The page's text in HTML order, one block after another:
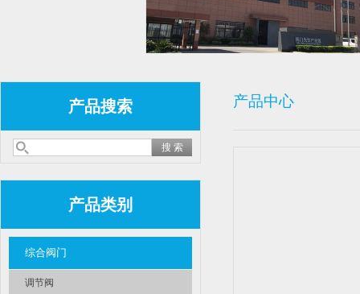
产品搜索
产品类别
综合阀门
调节阀
产品中心